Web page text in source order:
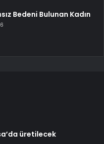
Bedeni Bulunan Kadın
üretilecek